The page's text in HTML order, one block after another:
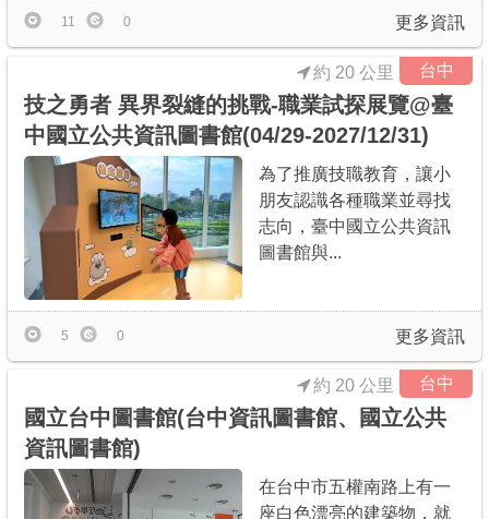
更多資訊
11 0
台中
技之勇者 異界裂縫的挑戰-職業試探展覽@臺
中國立公共資訊圖書館(04/29-2027/12/31)
約 20 公里
為了推廣技職教育，讓小
朋友認識各種職業並尋找
志向，臺中國立公共資訊
圖書館與...
更多資訊
5 0
台中
國立台中圖書館(台中資訊圖書館、國立公共
資訊圖書館)
約 20 公里
在台中市五權南路上有一
座白色漂亮的建築物，就